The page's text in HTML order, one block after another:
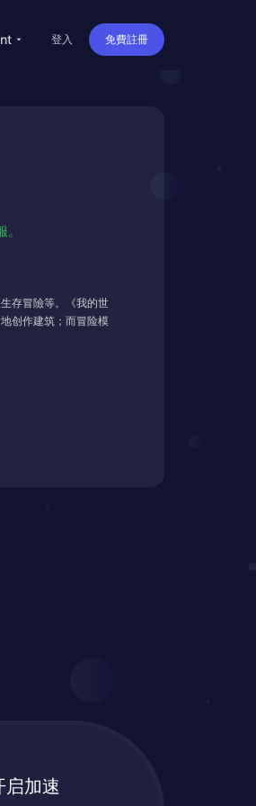
登入 免費註冊
存冒險等。《我的世
创作建筑；而冒险模
启加速